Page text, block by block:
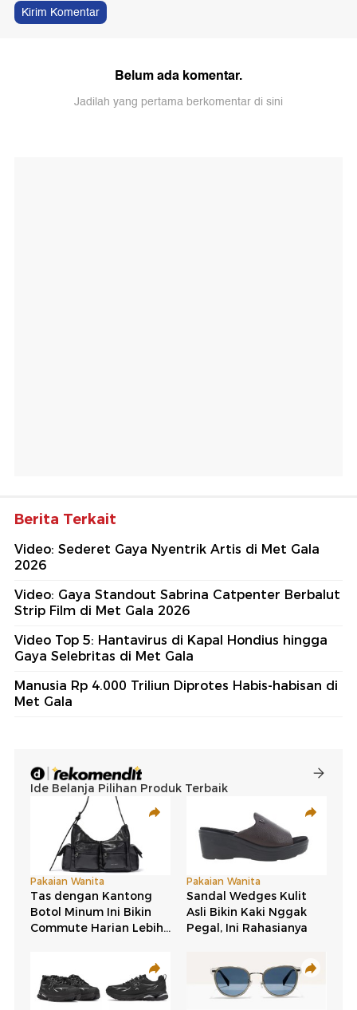
Kirim Komentar
Belum ada komentar.
Jadilah yang pertama berkomentar di sini
Berita Terkait
Video: Sederet Gaya Nyentrik Artis di Met Gala
2026
Video: Gaya Standout Sabrina Catpenter Berbalut
Strip Film di Met Gala 2026
Video Top 5: Hantavirus di Kapal Hondius hingga
Gaya Selebritas di Met Gala
Manusia Rp 4.000 Triliun Diprotes Habis-habisan di
Met Gala